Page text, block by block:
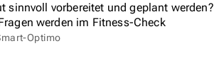
sinnvoll vorbereitet und geplant werden?
werden im Fitness-Check
Optimo